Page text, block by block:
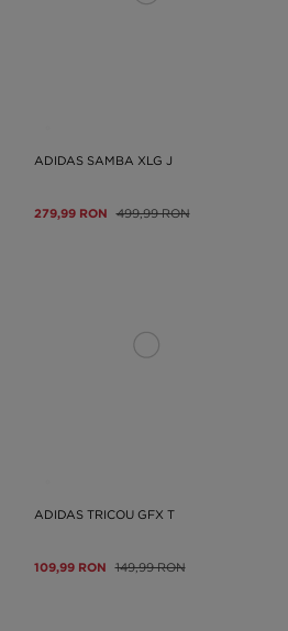
ADIDAS SAMBA XLG J
279,99 RON 499,99 RON
ADIDAS TRICOU GFX T
109,99 RON 149,99 RON